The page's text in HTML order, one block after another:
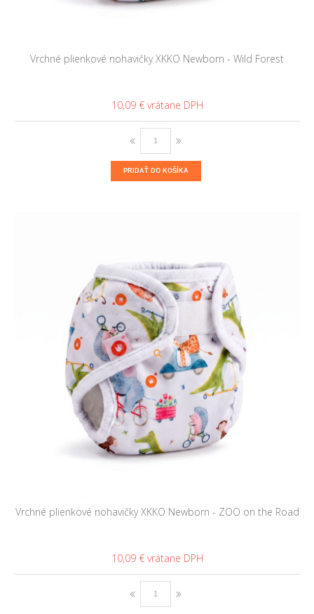
Vrchné plienkové nohavičky XKKO Newborn - Wild Forest
10,09 €
PRIDAŤ DO KOŠÍKA
Vrchné plienkové nohavičky XKKO Newborn - ZOO on the Road
10,09 €